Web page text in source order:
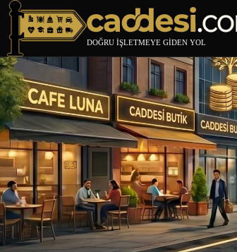
Caddesi.com